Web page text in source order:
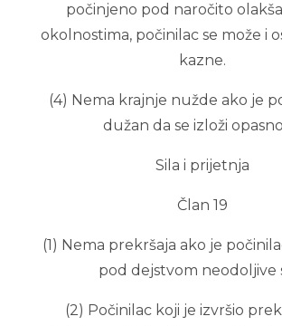
počinjeno pod naročito
okolnostima, počinilac se može i
kazne.
(4) Nema krajnje nužde ako je
dužan da se izloži
Sila i prijetnja
Član 19
(1) Nema prekršaja ako je
pod dejstvom neodoljive
(2) Počinilac koji je izvršio